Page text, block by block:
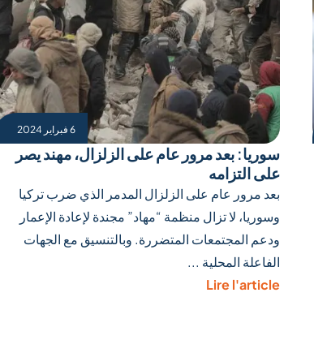
6 فبراير 2024
سوريا: بعد مرور عام على الزلزال، مهند يصر
على التزامه
بعد مرور عام على الزلزال المدمر الذي ضرب تركيا
وسوريا، لا تزال منظمة “مهاد” مجندة لإعادة الإعمار
ودعم المجتمعات المتضررة. وبالتنسيق مع الجهات
الفاعلة المحلية ...
Lire l'article